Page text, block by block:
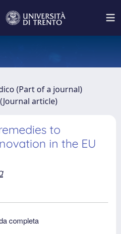
(Part of a journal)
article)
to
in the EU
completa